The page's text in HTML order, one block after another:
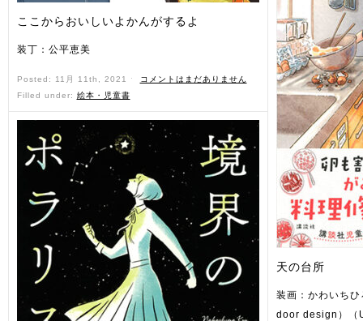
ここからおいしいよかんがするよ
装丁：公平恵美
Posted: 11月 11th, 2021 ˑ
コメントはまだありません
Filled under: 絵本・児童書
天の台所
装画：かわいち
door design）（